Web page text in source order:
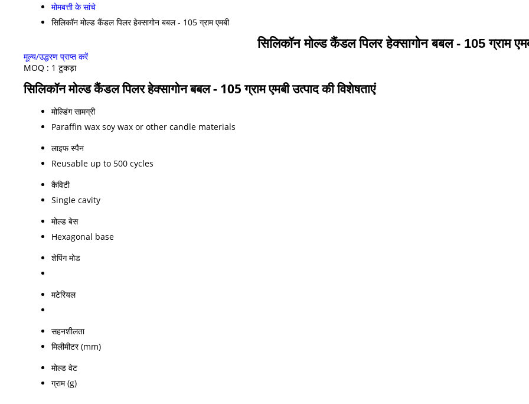
मोमबत्ती के सांचे
सिलिकॉन मोल्ड कैंडल पिलर हेक्सागोन बबल - 105 ग्राम एमबी
सिलिकॉन मोल्ड कैंडल पिलर हेक्सागोन बबल - 105 ग्राम
मूल्य/उद्धरण प्राप्त करें
MOQ : 1 टुकड़ा
सिलिकॉन मोल्ड कैंडल पिलर हेक्सागोन बबल - 105 ग्राम एमबी उत्पाद की विशेषताएं
मोल्डिंग सामग्री
Paraffin wax soy wax or other candle materials
लाइफ स्पैन
Reusable up to 500 cycles
कैविटी
Single cavity
मोल्ड बेस
Hexagonal base
शेपिंग मोड
मटेरियल
सहनशीलता
मिलीमीटर (mm)
मोल्ड वेट
ग्राम (g)